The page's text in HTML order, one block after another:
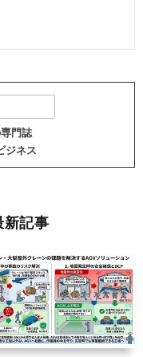
門誌
ジネス
新記事